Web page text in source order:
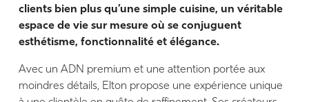
clients bien plus qu’une simple cuisine, un véritable
espace de vie sur mesure où se conjuguent
esthétisme, fonctionnalité et élégance.
Avec un ADN premium et une attention portée aux
moindres détails, Elton propose une expérience unique